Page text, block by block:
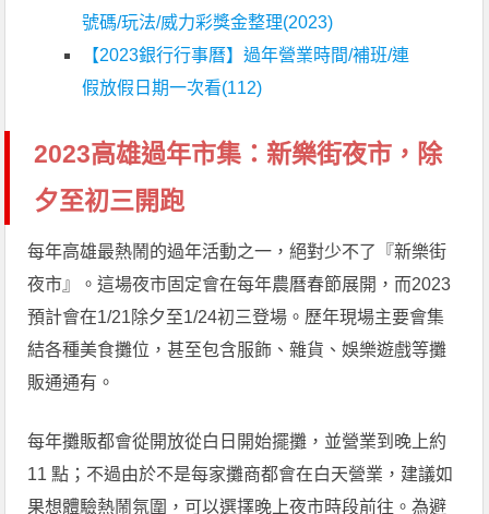
號碼/玩法/威力彩獎金整理(2023)
【2023銀行行事曆】過年營業時間/補班/連
假放假日期一次看(112)
2023高雄過年市集：新樂街夜市，除
夕至初三開跑
每年高雄最熱鬧的過年活動之一，絕對少不了『新樂街
夜市』。這場夜市固定會在每年農曆春節展開，而2023
預計會在1/21除夕至1/24初三登場。歷年現場主要會集
結各種美食攤位，甚至包含服飾、雜貨、娛樂遊戲等攤
販通通有。
每年攤販都會從開放從白日開始擺攤，並營業到晚上約
11 點；不過由於不是每家攤商都會在白天營業，建議如
果想體驗熱鬧氛圍，可以選擇晚上夜市時段前往。為避